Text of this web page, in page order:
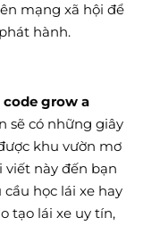
mạng xã hội để
hành.
code grow a
sẽ có những giây
khu vườn mơ
viết này đến bạn
học lái xe hay
tạo lái xe uy tín,